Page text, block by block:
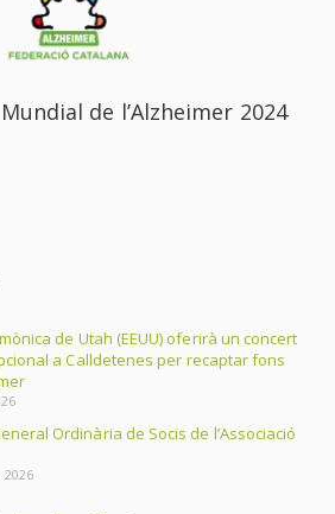
de l’Alzheimer 2024
de Utah (EEUU) oferirà un concert
a Calldetenes per recaptar fons
Ordinària de Socis de l’Associació